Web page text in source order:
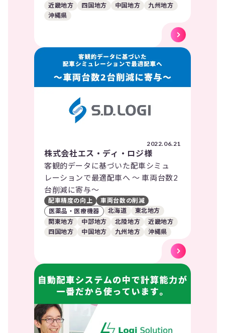
近畿地方
四国地方 中国地方
九州地方
沖縄県
2022.06.21
株式会社エス・ディ・ロジ様
客観的データに基づいた配車シミュ
レーションで最適配車へ ～ 車両台数2
台削減に寄与～
配車精度の向上
車両台数の削減
医薬品・医療機器
北海道
東北地方
関東地方
中部地方 北陸地方
近畿地方
四国地方
中国地方 九州地方 沖縄県